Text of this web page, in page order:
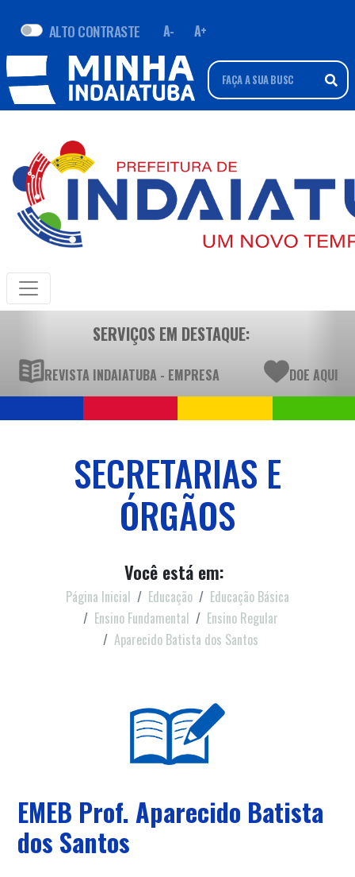
ALTO CONTRASTE A- A+
SERVIÇOS EM DESTAQUE:
REVISTA INDAIATUBA - EMPRESA DOE AQUI
SECRETARIAS E
ÓRGÃOS
Você está em:
Página Inicial Educação
Educação Básica
Ensino Fundamental
Ensino Regular
Aparecido Batista dos Santos
EMEB Prof. Aparecido Batista
dos Santos